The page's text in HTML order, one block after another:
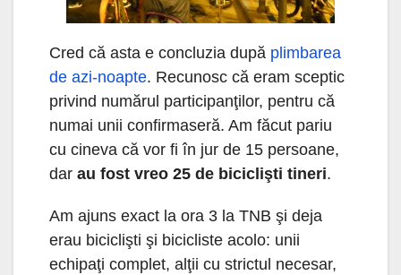
Cred că asta e concluzia după plimbarea
de azi-noapte. Recunosc că eram sceptic
privind numărul participanţilor, pentru că
numai unii confirmaseră. Am făcut pariu
cu cineva că vor fi în jur de 15 persoane,
dar au fost vreo 25 de biciclişti tineri.
Am ajuns exact la ora 3 la TNB şi deja
erau biciclişti şi bicicliste acolo: unii
echipaţi complet, alţii cu strictul necesar,